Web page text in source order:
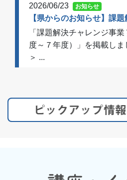
2026/06/23 お知らせ
「課題解決チャレンジ事
度～７年度）」を掲載し
＞ ...